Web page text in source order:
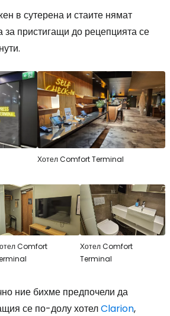
в сутерена и стаите нямат
за пристигащи до рецепцията се
Хотел Comfort Terminal
Comfort
Хотел Comfort
Terminal
ние бихме предпочели да
се по-долу хотелClarion,